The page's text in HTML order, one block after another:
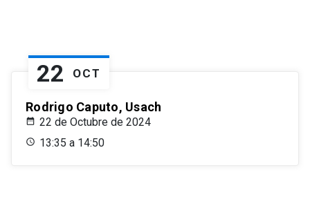
22 OCT
Rodrigo Caputo, Usach
22 de Octubre de 2024
13:35 a 14:50